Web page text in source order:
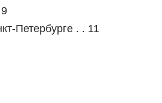
Петербурге . . 11